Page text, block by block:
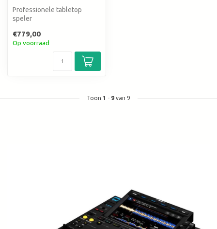
Professionele tabletop
speler
€779,00
Op voorraad
Toon 1 - 9 van 9